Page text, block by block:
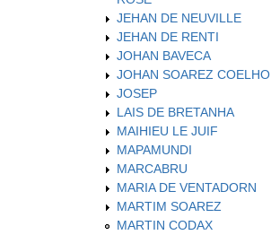
JEHAN DE NEUVILLE
JEHAN DE RENTI
JOHAN BAVECA
JOHAN SOAREZ COELHO
JOSEP
LAIS DE BRETANHA
MAIHIEU LE JUIF
MAPAMUNDI
MARCABRU
MARIA DE VENTADORN
MARTIM SOAREZ
MARTIN CODAX